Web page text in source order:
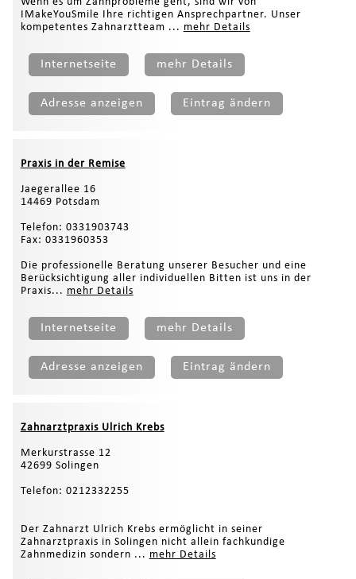
IMakeYouSmile Ihre richtigen Ansprechpartner. Unser
kompetentes Zahnarztteam ... mehr Details
Internetseite mehr Details
Adresse anzeigen Eintrag ändern
Praxis in der Remise
Jaegerallee 16
14469 Potsdam
Telefon: 0331903743
Fax: 0331960353
Die professionelle Beratung unserer Besucher und eine
Berücksichtigung aller individuellen Bitten ist uns in der
Praxis... mehr Details
Internetseite mehr Details
Adresse anzeigen Eintrag ändern
Zahnarztpraxis Ulrich Krebs
Merkurstrasse 12
42699 Solingen
Telefon: 0212332255
Der Zahnarzt Ulrich Krebs ermöglicht in seiner
Zahnarztpraxis in Solingen nicht allein fachkundige
Zahnmedizin sondern ... mehr Details